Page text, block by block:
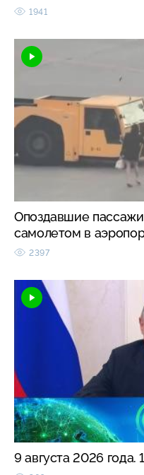
1941
Опоздавшие
самолетом в
2397
9 августа 2026 года.